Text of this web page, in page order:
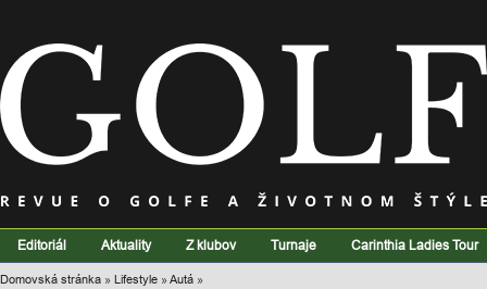
Editoriál Aktuality Z klubov Turnaje Carinthia Ladies Tour
Domovská stránka » Lifestyle »Autá »